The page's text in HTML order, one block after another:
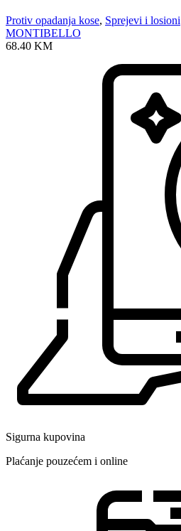
Protiv opadanja kose, Sprejevi i losioni
MONTIBELLO
68.40 KM
Sigurna kupovina
Plaćanje pouzećem i online